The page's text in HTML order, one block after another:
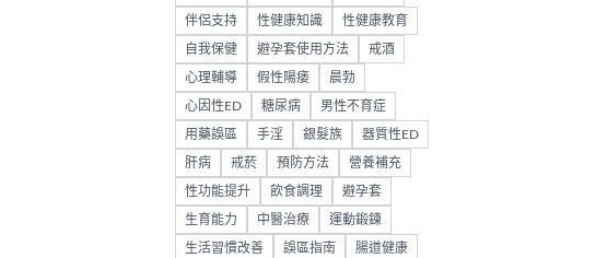
伴侶支持 性健康知識 性健康教育
自我保健 避孕套使用方法 戒酒
心理輔導 假性陽痿 晨勃
心因性ED 糖尿病 男性不育症
用藥誤區 手淫 銀髮族 器質性ED
肝病 戒菸 預防方法 營養補充
性功能提升 飲食調理 避孕套
生育能力 中醫治療 運動鍛鍊
生活習慣改善 誤區指南 腸道健康